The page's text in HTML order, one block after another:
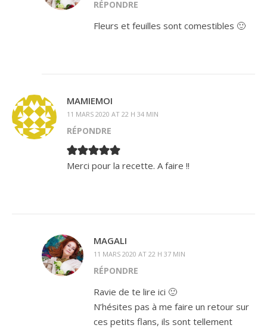
RÉPONDRE
Fleurs et feuilles sont comestibles 🙂
MAMIEMOI
11 MARS 2020 AT 22 H 34 MIN
RÉPONDRE
Merci pour la recette. A faire !!
MAGALI
11 MARS 2020 AT 22 H 37 MIN
RÉPONDRE
Ravie de te lire ici 🙂
N’hésites pas à me faire un retour sur
ces petits flans, ils sont tellement